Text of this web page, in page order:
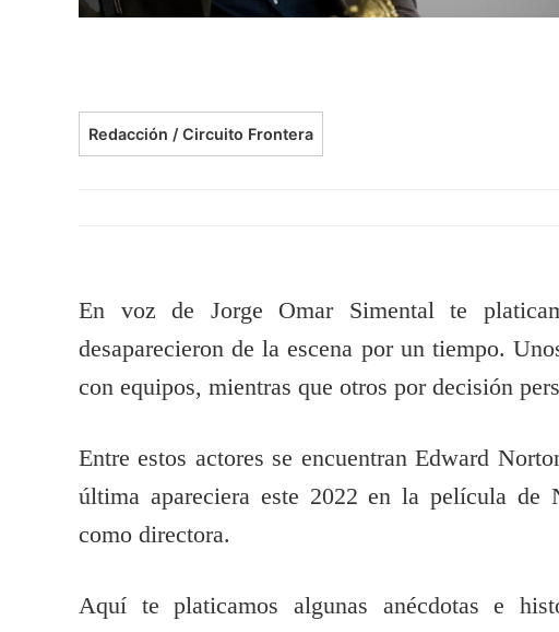
Redacción / Circuito Frontera
En voz de Jorge Omar Simental te
desaparecieron de la escena por un tiempo.
con equipos, mientras que otros por decisión
Entre estos actores se encuentran Edward
última apareciera este 2022 en la película de
como directora.
Aquí te platicamos algunas anécdotas e